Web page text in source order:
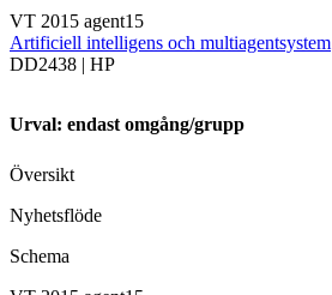
VT 2015 agent15
Artificiell intelligens och multiagentsystem
DD2438 | HP
Urval: endast omgång/grupp
Översikt
Nyhetsflöde
Schema